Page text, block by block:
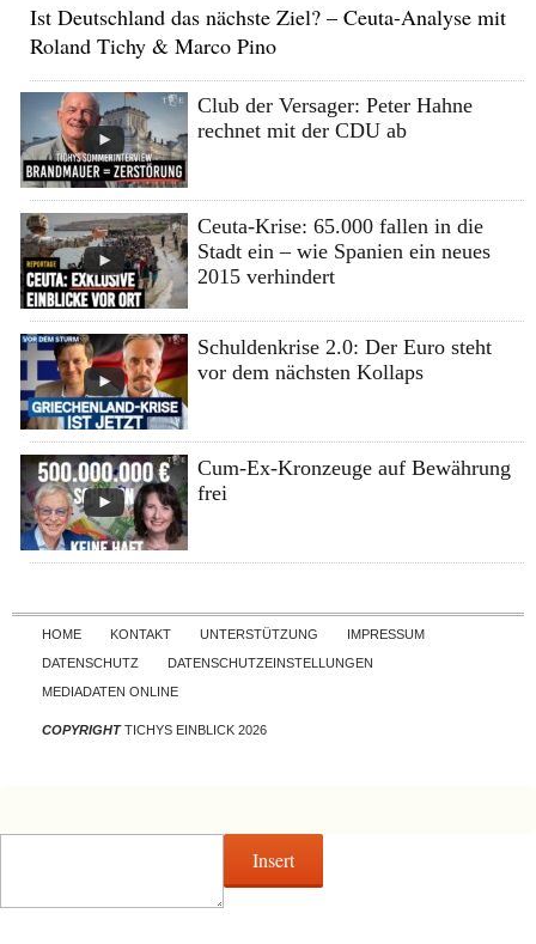
Ist Deutschland das nächste Ziel? – Ceuta-Analyse mit
Roland Tichy & Marco Pino
Club der Versager: Peter Hahne
rechnet mit der CDU ab
Ceuta-Krise: 65.000 fallen in die
Stadt ein – wie Spanien ein neues
2015 verhindert
Schuldenkrise 2.0: Der Euro steht
vor dem nächsten Kollaps
Cum-Ex-Kronzeuge auf Bewährung
frei
Skip to content
HOME KONTAKT UNTERSTÜTZUNG
IMPRESSUM
DATENSCHUTZ
DATENSCHUTZEINSTELLUNGEN
MEDIADATEN ONLINE
COPYRIGHTTICHYS EINBLICK 2026
Insert